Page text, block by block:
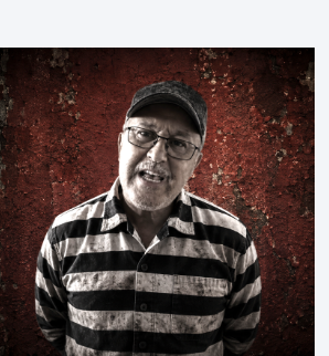
سائحين أجنبيين للابتزاز بالمدينة العتيقة
بمراكش، وطالبهما بمبلغ مالي غير
مستحق بدعوى ممارسة نشاط مرتبط
بالإرشاد السياحي بدون رخصة، وهي
الأفعال الإجرامية التي […]